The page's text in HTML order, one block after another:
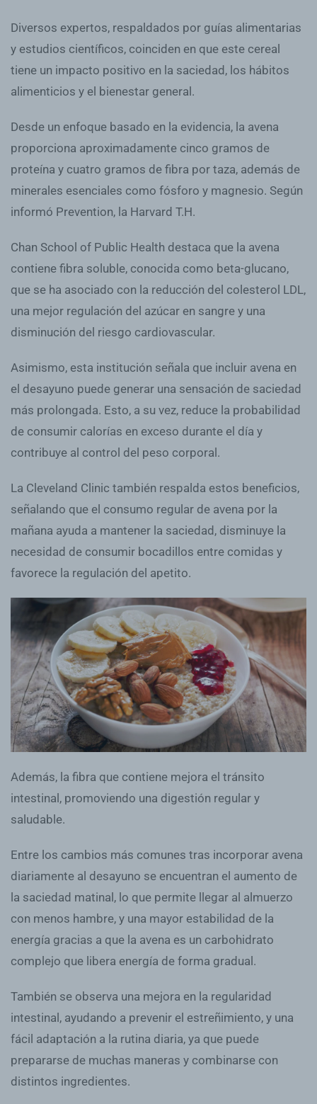
Diversos expertos, respaldados por guías alimentarias
y estudios científicos, coinciden en que este cereal
tiene un impacto positivo en la saciedad, los hábitos
alimenticios y el bienestar general.
Desde un enfoque basado en la evidencia, la avena
proporciona aproximadamente cinco gramos de
proteína y cuatro gramos de fibra por taza, además de
minerales esenciales como fósforo y magnesio. Según
informó Prevention, la Harvard T.H.
Chan School of Public Health destaca que la avena
contiene fibra soluble, conocida como beta-glucano,
que se ha asociado con la reducción del colesterol LDL,
una mejor regulación del azúcar en sangre y una
disminución del riesgo cardiovascular.
Asimismo, esta institución señala que incluir avena en
el desayuno puede generar una sensación de saciedad
más prolongada. Esto, a su vez, reduce la probabilidad
de consumir calorías en exceso durante el día y
contribuye al control del peso corporal.
La Cleveland Clinic también respalda estos beneficios,
señalando que el consumo regular de avena por la
mañana ayuda a mantener la saciedad, disminuye la
necesidad de consumir bocadillos entre comidas y
favorece la regulación del apetito.
Además, la fibra que contiene mejora el tránsito
intestinal, promoviendo una digestión regular y
saludable.
Entre los cambios más comunes tras incorporar avena
diariamente al desayuno se encuentran el aumento de
la saciedad matinal, lo que permite llegar al almuerzo
con menos hambre, y una mayor estabilidad de la
energía gracias a que la avena es un carbohidrato
complejo que libera energía de forma gradual.
También se observa una mejora en la regularidad
intestinal, ayudando a prevenir el estreñimiento, y una
fácil adaptación a la rutina diaria, ya que puede
prepararse de muchas maneras y combinarse con
distintos ingredientes.